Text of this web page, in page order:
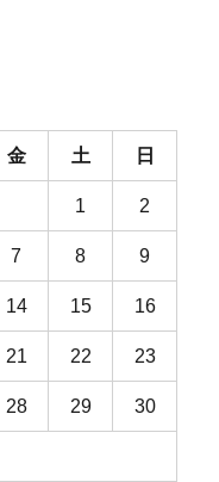
金 土 日
1 2
7 8 9
14 15 16
21 22 23
28 29 30